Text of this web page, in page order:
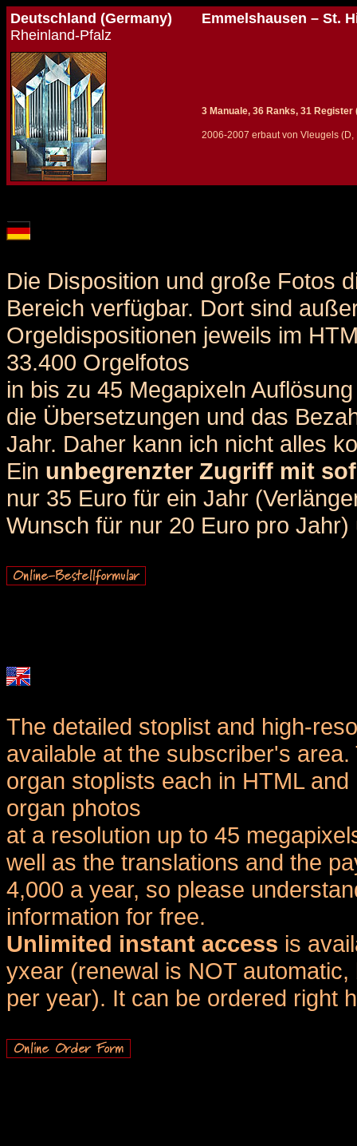
Deutschland (Germany)
Rheinland-Pfalz
Emmelshausen – St.
3 Manuale, 36 Ranks, 31 Register
2006-2007 erbaut von Vleugels (D,
Die Disposition und große Fotos
Bereich verfügbar. Dort sind
Orgeldispositionen jeweils im
33.400 Orgelfotos
in bis zu 45 Megapixeln
die Übersetzungen und das
Jahr. Daher kann ich nicht alles
Ein unbegrenzter Zugriff mit
nur 35 Euro für ein Jahr
Wunsch für nur 20 Euro pro
The detailed stoplist and high-
available at the subscriber's
organ stoplists each in HTML
organ photos
at a resolution up to 45
well as the translations and the
4,000 a year, so please
information for free.
Unlimited instant access is
yxear (renewal is NOT
per year). It can be ordered right